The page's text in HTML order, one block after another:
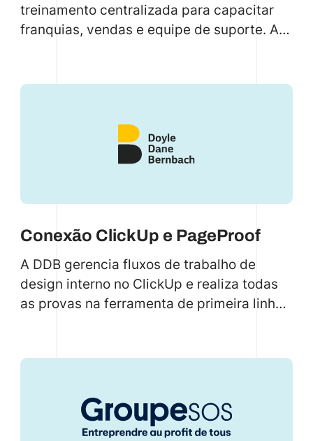
treinamento centralizada para capacitar
franquias, vendas e equipe de suporte. A
personalizado usando Node.js e React.js
oferece treinamento abrangente com
multimídia, gerenciamento de usuários e
funcionalidades de feedback.
Conexão ClickUp e PageProof
A DDB gerencia fluxos de trabalho de
design interno no ClickUp e realiza todas
as provas na ferramenta de primeira linha
anteriormente disponível, a DDB colaborou
conector avançado.